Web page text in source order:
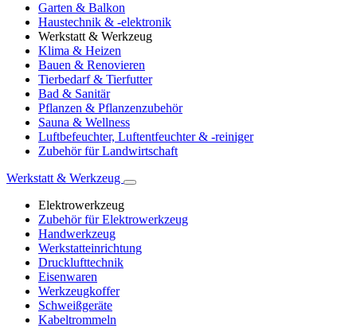
Garten & Balkon
Haustechnik & -elektronik
Werkstatt & Werkzeug
Klima & Heizen
Bauen & Renovieren
Tierbedarf & Tierfutter
Bad & Sanitär
Pflanzen & Pflanzenzubehör
Sauna & Wellness
Luftbefeuchter, Luftentfeuchter & -reiniger
Zubehör für Landwirtschaft
Werkstatt & Werkzeug
Elektrowerkzeug
Zubehör für Elektrowerkzeug
Handwerkzeug
Werkstatteinrichtung
Drucklufttechnik
Eisenwaren
Werkzeugkoffer
Schweißgeräte
Kabeltrommeln